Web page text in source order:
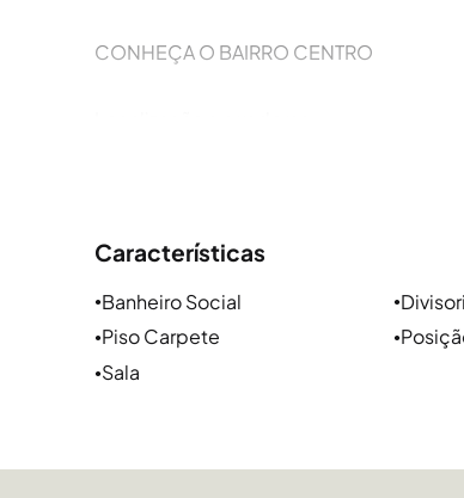
CONHEÇA O BAIRRO CENTRO
Andradas, Rua Duque de Caxias, Rua
A natureza e a qualidade de vida no
Guaíba e todos os espaços de lazer e
Características
●Banheiro Social ●
●Piso Carpete ●
●Sala